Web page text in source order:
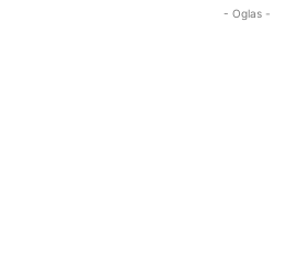
- Oglas -